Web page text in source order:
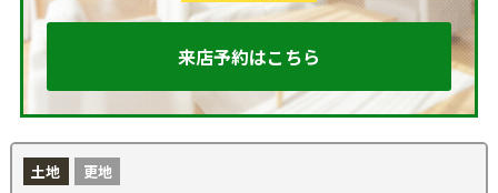
来店予約はこちら
土地 更地